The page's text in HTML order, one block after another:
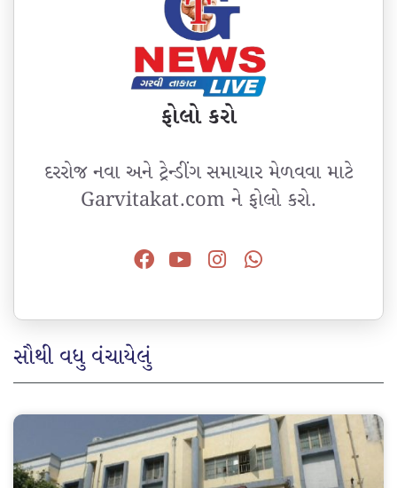
ફોલો કરો
દરરોજ નવા અને ટ્રેન્ડીંગ સમાચાર મેળવવા માટે
Garvitakat.com ને ફોલો કરો.
સૌથી વધુ વંચાયેલું